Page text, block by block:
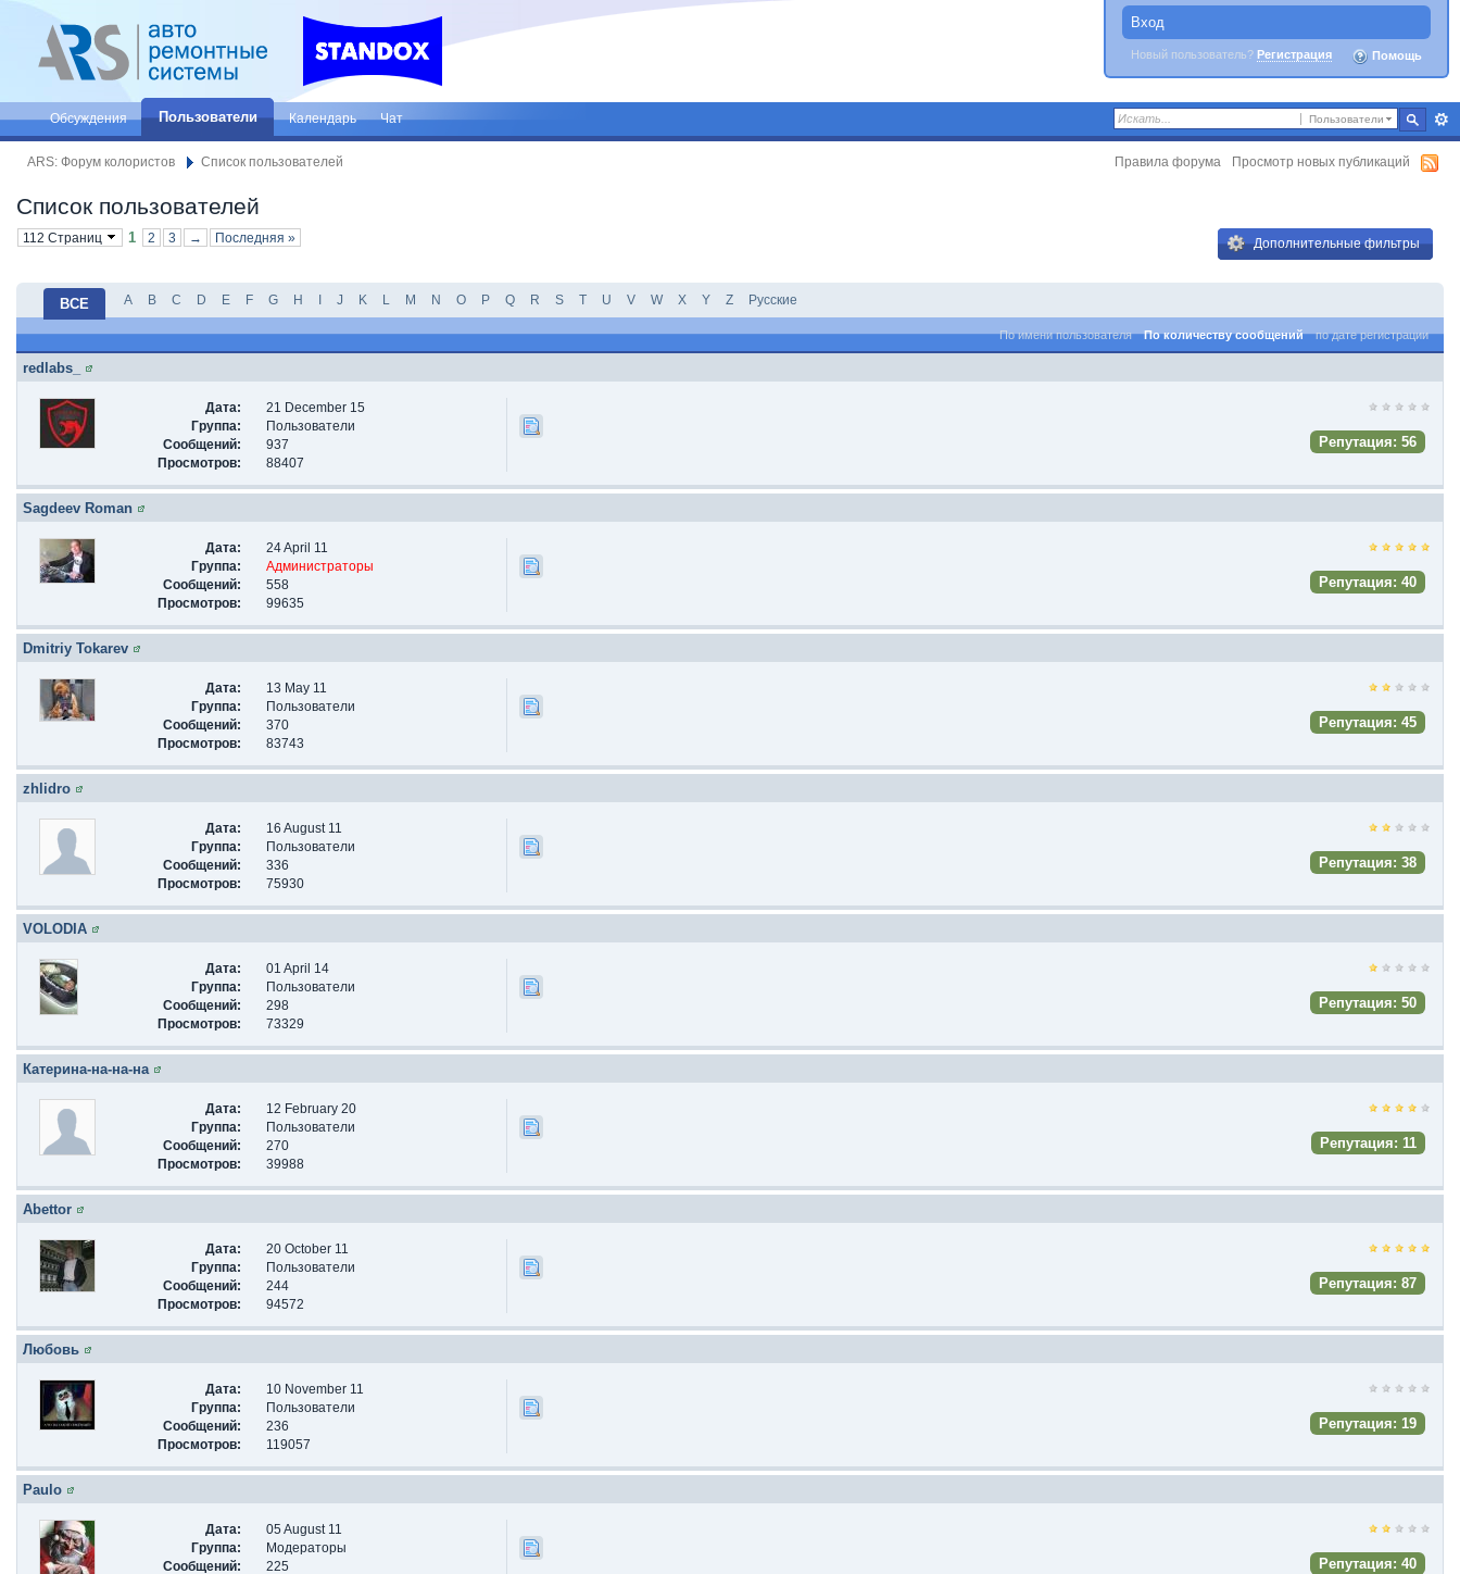
Вход
Новый пользователь? Регистрация Помощь
Пользователи
Обсуждения Пользователи Календарь Чат
ARS: Форум колористов Список пользователей Правила форума Просмотр новых публикаций
Список пользователей
112 Страниц 1 2 3 → Последняя » Дополнительные фильтры
ВСЕ A B C D E F G H I J K L M N O P Q R S T U V W X Y Z Русские
По имени пользователя По количеству сообщений по дате регистрации
redlabs_
Дата:
21 December 15
Группа:
Пользователи
Сообщений:
937
Просмотров:
88407
Репутация: 56
Sagdeev Roman
Дата:
24 April 11
Группа:
Администраторы
Сообщений:
558
Просмотров:
99635
Репутация: 40
Dmitriy Tokarev
Дата:
13 May 11
Группа:
Пользователи
Сообщений:
370
Просмотров:
83743
Репутация: 45
zhlidro
Дата:
16 August 11
Группа:
Пользователи
Сообщений:
336
Просмотров:
75930
Репутация: 38
VOLODIA
Дата:
01 April 14
Группа:
Пользователи
Сообщений:
298
Просмотров:
73329
Репутация: 50
Катерина-на-на-на
Дата:
12 February 20
Группа:
Пользователи
Сообщений:
270
Просмотров:
39988
Репутация: 11
Abettor
Дата:
20 October 11
Группа:
Пользователи
Сообщений:
244
Просмотров:
94572
Репутация: 87
Любовь
Дата:
10 November 11
Группа:
Пользователи
Сообщений:
236
Просмотров:
119057
Репутация: 19
Paulo
Дата:
05 August 11
Группа:
Модераторы
Сообщений:
225
Репутация: 40